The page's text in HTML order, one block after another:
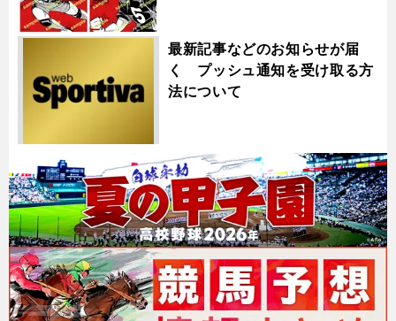
最新記事などのお知らせが届
く プッシュ通知を受け取る方
法について